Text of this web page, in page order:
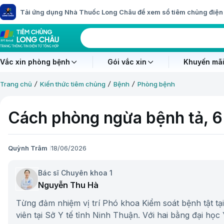
Tải ứng dụng Nhà Thuốc Long Châu để xem sổ tiêm chủng điện
Vắc xin phòng bệnh Gói vắc xin Khuyến
Trang chủ Kiến thức tiêm chủng Bệnh Phòng bệnh
Cách phòng ngừa bệnh tả,
Quỳnh Trâm 18/06/2026
Bác sĩ Chuyên khoa 1
Nguyễn Thu Hà
Từng đảm nhiệm vị trí Phó khoa Kiểm soát bệnh tật
viên tại Sở Y tế tỉnh Ninh Thuận. Với hai bằng đại